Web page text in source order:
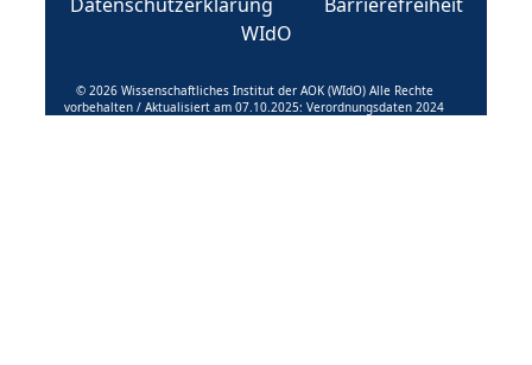
WIdO
© 2026 Wissenschaftliches Institut der AOK (WIdO) Alle Rechte
vorbehalten / Aktualisiert am 07.10.2025: Verordnungsdaten 2024